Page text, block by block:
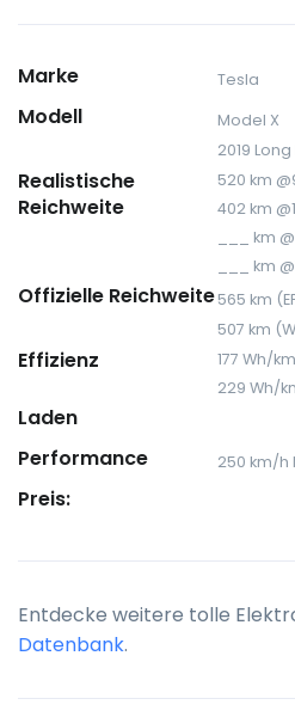
Marke Tesla
Modell
Model X
2019
Realistische
Reichweite
520 km
402 km
___ km
___ km
Offizielle Reichweite565 km
507 km
Effizienz
177 Wh/
229 Wh/
Laden
Performance
250 km/
Preis:
Entdecke weitere tolle
Datenbank.